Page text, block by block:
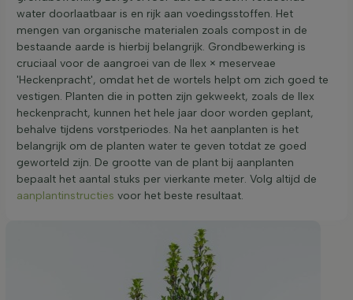
water doorlaatbaar is en rijk aan voedingsstoffen. Het
mengen van organische materialen zoals compost in de
bestaande aarde is hierbij belangrijk. Grondbewerking is
cruciaal voor de aangroei van de Ilex × meserveae
'Heckenpracht', omdat het de wortels helpt om zich goed te
vestigen. Planten die in potten zijn gekweekt, zoals de Ilex
heckenpracht, kunnen het hele jaar door worden geplant,
behalve tijdens vorstperiodes. Na het aanplanten is het
belangrijk om de planten water te geven totdat ze goed
geworteld zijn. De grootte van de plant bij aanplanten
bepaalt het aantal stuks per vierkante meter. Volg altijd de
aanplantinstructies voor het beste resultaat.